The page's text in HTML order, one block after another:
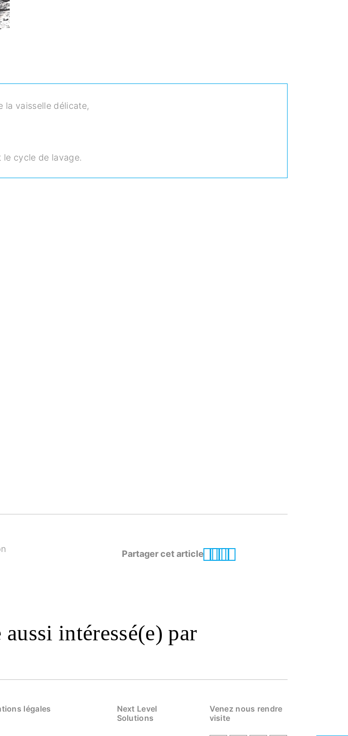
la vaisselle délicate,
le cycle de lavage.
Partager cet article
intéressé(e) par
légales
Next Level
Solutions
Venez nous rendre
visite